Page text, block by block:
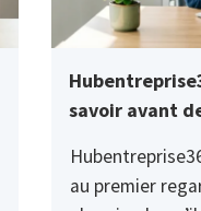
savoir avant
au premier